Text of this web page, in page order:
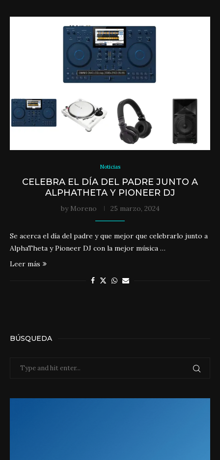
Noticias
CELEBRA EL DÍA DEL PADRE JUNTO A
ALPHATHETA Y PIONEER DJ
by Moreno 25 marzo, 2024
Se acerca el día del padre y que mejor que celebrarlo junto a
AlphaTheta y Pioneer DJ con la mejor música …
Leer más
BÚSQUEDA